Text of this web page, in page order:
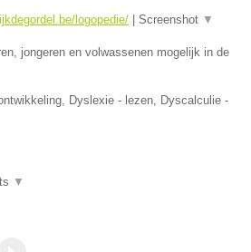
logopedie/ | Screenshot ▼
jongeren en volwassenen mogelijk in de
Dyslexie - lezen, Dyscalculie -
▼